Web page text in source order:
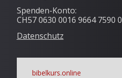
Spenden-Konto:
CH57 0630 0016 9664 7590 0
Datenschutz
bibelkurs.online